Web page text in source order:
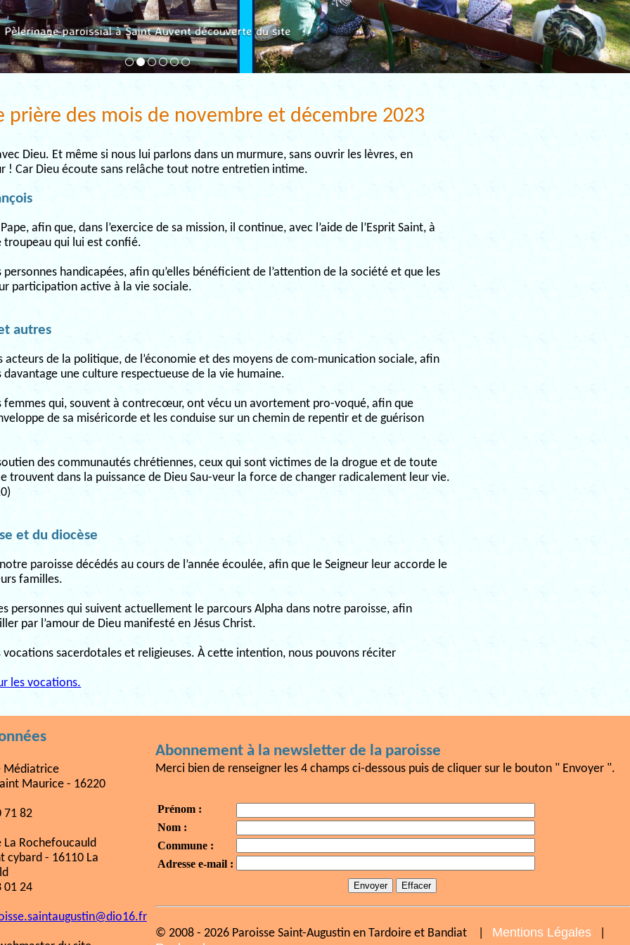
Pèlerinage paroissial à Saint Auvent découverte du site
prière des mois de novembre et décembre 2023
Dieu. Et même si nous lui parlons dans un murmure, sans ouvrir les lèvres, en
! Car Dieu écoute sans relâche tout notre entretien intime.
afin que, dans l’exercice de sa mission, il continue, avec l’aide de l’Esprit Saint, à
troupeau qui lui est confié.
handicapées, afin qu’elles bénéficient de l’attention de la société et que les
participation active à la vie sociale.
autres
acteurs de la politique, de l’économie et des moyens de com-munication sociale, afin
une culture respectueuse de la vie humaine.
femmes qui, souvent à contrecœur, ont vécu un avortement pro-voqué, afin que
de sa miséricorde et les conduise sur un chemin de repentir et de guérison
des communautés chrétiennes, ceux qui sont victimes de la drogue et de toute
trouvent dans la puissance de Dieu Sau-veur la force de changer radicalement leur vie.
et du diocèse
paroisse décédés au cours de l’année écoulée, afin que le Seigneur leur accorde le
familles.
personnes qui suivent actuellement le parcours Alpha dans notre paroisse, afin
par l’amour de Dieu manifesté en Jésus Christ.
vocations sacerdotales et religieuses. À cette intention, nous pouvons réciter
les vocations.
Médiatrice
Maurice - 16220
71 82
La Rochefoucauld
cybard - 16110 La
01 24
Abonnement à la newsletter de la paroisse
Merci bien de renseigner les 4 champs ci-dessous puis de cliquer sur le bouton " Envoyer ".
Prénom :
Nom :
Commune :
Adresse e-mail :
© 2008 - 2026 Paroisse Saint-Augustin en Tardoire et Bandiat | Mentions Légales|